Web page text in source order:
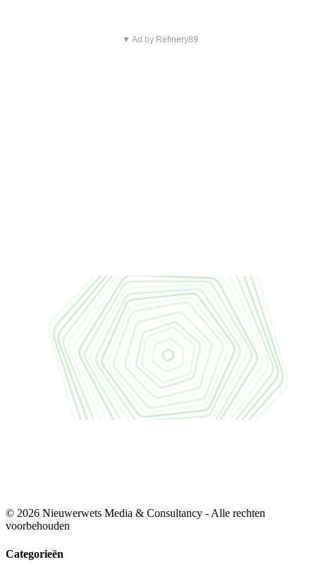
▼ Ad by Refinery89
© 2026 Nieuwerwets Media & Consultancy - Alle rechten
voorbehouden
Categorieën